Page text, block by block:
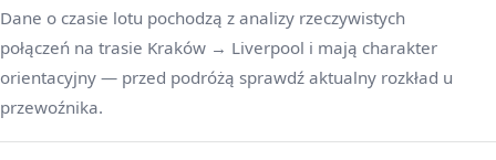
Dane o czasie lotu pochodzą z analizy rzeczywistych
połączeń na trasie Kraków → Liverpool i mają charakter
orientacyjny — przed podróżą sprawdź aktualny rozkład u
przewoźnika.